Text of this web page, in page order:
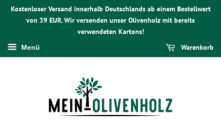
Kostenloser Versand innerhalb Deutschlands ab einem Bestellwert
von 39 EUR. Wir versenden unser Olivenholz mit bereits
verwendeten Kartons!
Menü Warenkorb